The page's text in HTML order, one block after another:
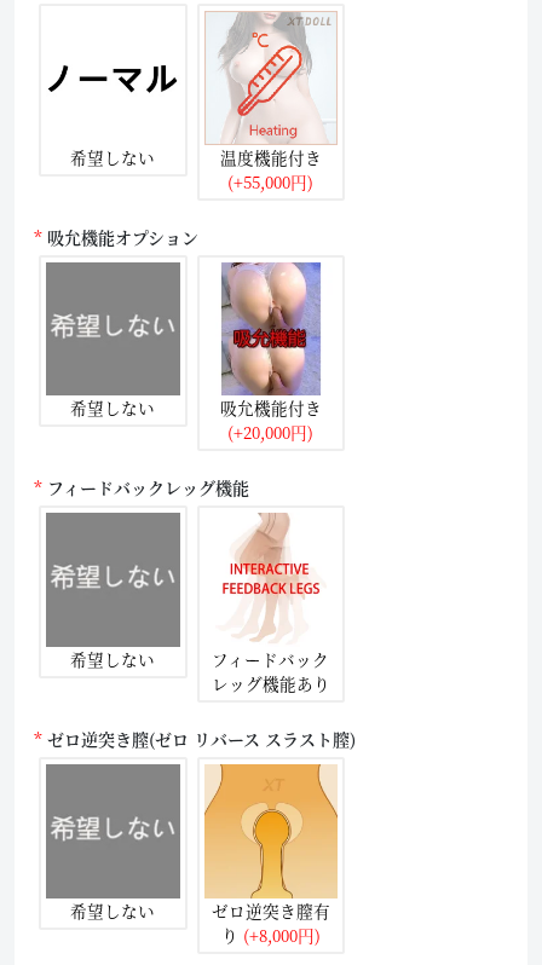
希望しない
温度機能付き
(+55,000円)
吸允機能オプション
希望しない
吸允機能付き
(+20,000円)
フィードバックレッグ機能
希望しない
フィードバック
レッグ機能あり
ゼロ逆突き膣(ゼロ リバース スラスト膣)
希望しない
ゼロ逆突き膣有
り (+8,000円)